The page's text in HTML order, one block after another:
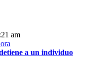
am
a un individuo